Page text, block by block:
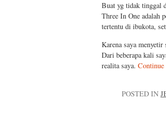
Buat yg tidak tinggal
Three In One adalah
tertentu di ibukota,
Karena saya
Dari beberapa kali
realita saya. Continue
POSTED IN